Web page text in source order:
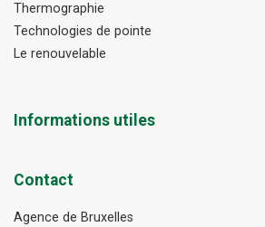
Thermographie
Technologies de pointe
Le renouvelable
Informations utiles
Contact
Agence de Bruxelles